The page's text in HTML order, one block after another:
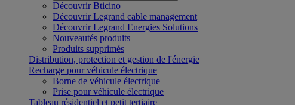
Découvrir Bticino
Découvrir Legrand cable management
Découvrir Legrand Energies Solutions
Nouveautés produits
Produits supprimés
Distribution, protection et gestion de l'énergie
Recharge pour véhicule électrique
Borne de véhicule électrique
Prise pour véhicule électrique
Tableau résidentiel et petit tertiaire